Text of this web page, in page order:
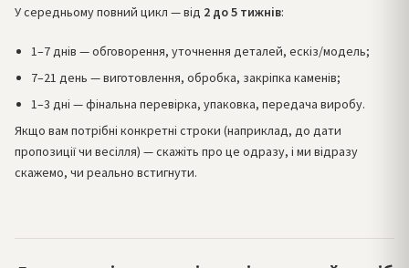
У середньому повний цикл — від 2 до 5 тижнів:
1–7 днів — обговорення, уточнення деталей, ескіз/модель;
7–21 день — виготовлення, обробка, закріпка каменів;
1–3 дні — фінальна перевірка, упаковка, передача виробу.
Якщо вам потрібні конкретні строки (наприклад, до дати
пропозиції чи весілля) — скажіть про це одразу, і ми відразу
скажемо, чи реально встигнути.